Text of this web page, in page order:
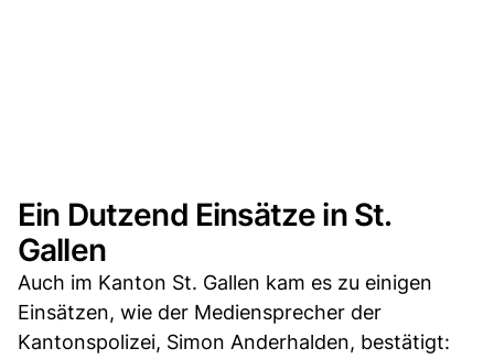
Ein Dutzend Einsätze in St.
Gallen
Auch im Kanton St. Gallen kam es zu einigen
Einsätzen, wie der Mediensprecher der
Kantonspolizei, Simon Anderhalden, bestätigt: